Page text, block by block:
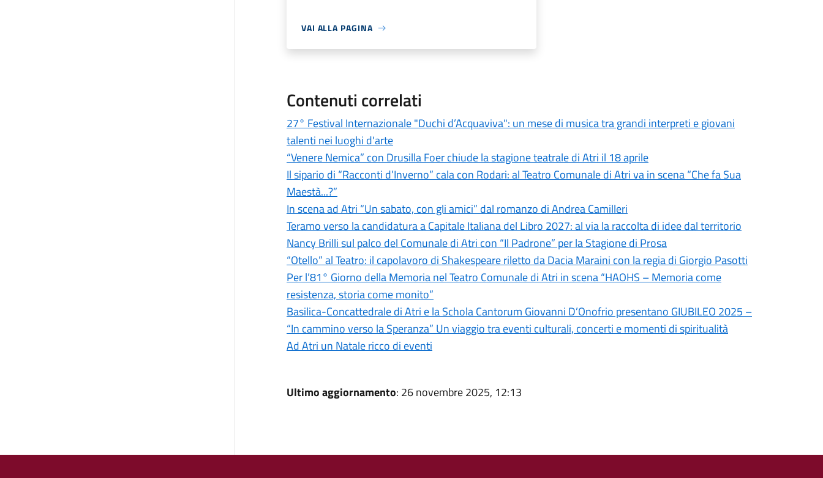
VAI ALLA PAGINA
Contenuti correlati
27° Festival Internazionale "Duchi d’Acquaviva": un mese di musica tra grandi interpreti e giovani
talenti nei luoghi d'arte
“Venere Nemica” con Drusilla Foer chiude la stagione teatrale di Atri il 18 aprile
Il sipario di “Racconti d’Inverno” cala con Rodari: al Teatro Comunale di Atri va in scena “Che fa Sua
Maestà...?”
In scena ad Atri “Un sabato, con gli amici” dal romanzo di Andrea Camilleri
Teramo verso la candidatura a Capitale Italiana del Libro 2027: al via la raccolta di idee dal territorio
Nancy Brilli sul palco del Comunale di Atri con “Il Padrone” per la Stagione di Prosa
“Otello” al Teatro: il capolavoro di Shakespeare riletto da Dacia Maraini con la regia di Giorgio Pasotti
Per l’81° Giorno della Memoria nel Teatro Comunale di Atri in scena “HAOHS – Memoria come
resistenza, storia come monito”
Basilica-Concattedrale di Atri e la Schola Cantorum Giovanni D’Onofrio presentano GIUBILEO 2025 –
“In cammino verso la Speranza” Un viaggio tra eventi culturali, concerti e momenti di spiritualità
Ad Atri un Natale ricco di eventi
Ultimo aggiornamento: 26 novembre 2025, 12:13